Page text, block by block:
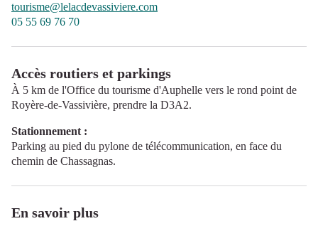
tourisme@lelacdevassiviere.com
05 55 69 76 70
Accès routiers et parkings
À 5 km de l'Office du tourisme d'Auphelle vers le rond point de
Royère-de-Vassivière, prendre la D3A2.
Stationnement :
Parking au pied du pylone de télécommunication, en face du
chemin de Chassagnas.
En savoir plus